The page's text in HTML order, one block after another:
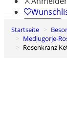
0
Warenkorb
Startseite
Medjugorje-
Rosenkranz